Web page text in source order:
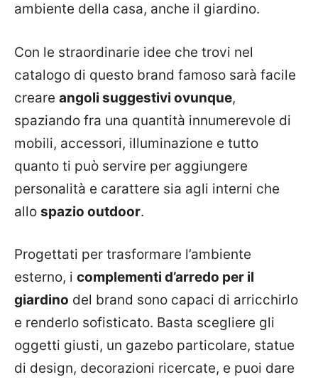
ambiente della casa, anche il giardino.
Con le straordinarie idee che trovi nel
catalogo di questo brand famoso sarà facile
creare angoli suggestivi ovunque,
spaziando fra una quantità innumerevole di
mobili, accessori, illuminazione e tutto
quanto ti può servire per aggiungere
personalità e carattere sia agli interni che
allo spazio outdoor.
Progettati per trasformare l’ambiente
esterno, i complementi d’arredo per il
giardino del brand sono capaci di arricchirlo
e renderlo sofisticato. Basta scegliere gli
oggetti giusti, un gazebo particolare, statue
di design, decorazioni ricercate, e puoi dare